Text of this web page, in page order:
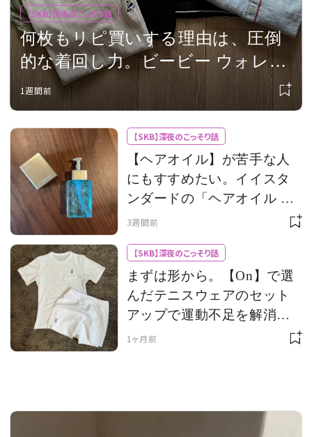
SPUR読者のためのメンバーシッププログラム
「The SPUR Club」。便利な機能と特典を無料で楽し
めます。
ログイン・新規会員登録
FOLLOW US
MAGAZINE
SPUR 2026 JULY
【SKB】深夜のこっそり話
何枚もリピ買いする理由は、圧倒
的な着回し力。ビービー ウォレス
の定番カットソー
1週間前
【SKB】深夜のこっそり話
【ヘアオイル】が苦手な人
にもすすめたい。イイスタ
ンダードの「ヘアオイル ゼ
ロ」はベタつかないのに髪
3週間前
【SKB】深夜のこっそり話
まずは形から。【On】で選
んだテニスウェアのセット
アップで運動不足を解消し
たい
1ヶ月前